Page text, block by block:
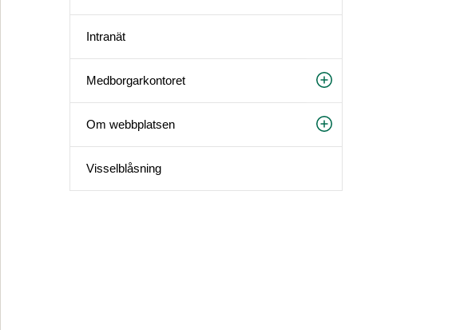
Intranät
Medborgarkontoret
Om webbplatsen
Visselblåsning